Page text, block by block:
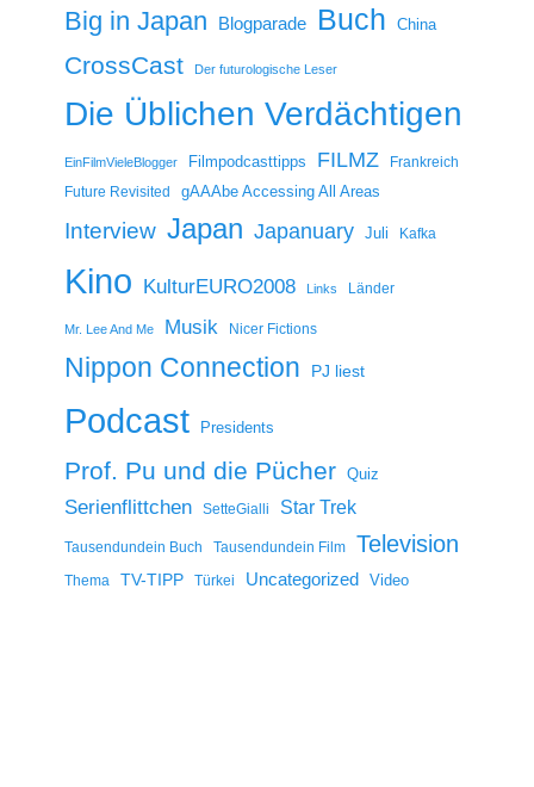
Big in Japan Blogparade Buch China
CrossCast Der futurologische Leser
Die Üblichen Verdächtigen
EinFilmVieleBlogger Filmpodcasttipps FILMZ
Frankreich
Future Revisited
gAAAbe Accessing All Areas
Interview Japan Japanuary Juli Kafka
Kino KulturEURO2008 Links Länder
Mr. Lee And Me Musik Nicer Fictions
Nippon Connection PJ liest
Podcast Presidents
Prof. Pu und die Pücher Quiz
Serienflittchen SetteGialli Star Trek
Tausendundein Buch Tausendundein Film Television
Thema TV-TIPP Türkei Uncategorized Video